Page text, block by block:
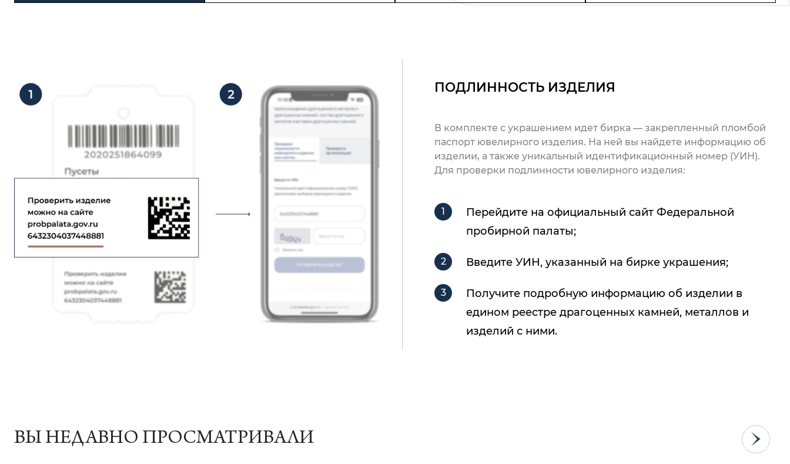
ПОДЛИННОСТЬ ИЗДЕЛИЯ
В комплекте с украшением идет бирка — закрепленный пломбой
паспорт ювелирного изделия. На ней вы найдете информацию об
изделии, а также уникальный идентификационный номер (УИН).
Для проверки подлинности ювелирного изделия:
Перейдите на официальный сайт Федеральной
пробирной палаты;
Введите УИН, указанный на бирке украшения;
Получите подробную информацию об изделии в
едином реестре драгоценных камней, металлов и
изделий с ними.
ВЫ НЕДАВНО ПРОСМАТРИВАЛИ